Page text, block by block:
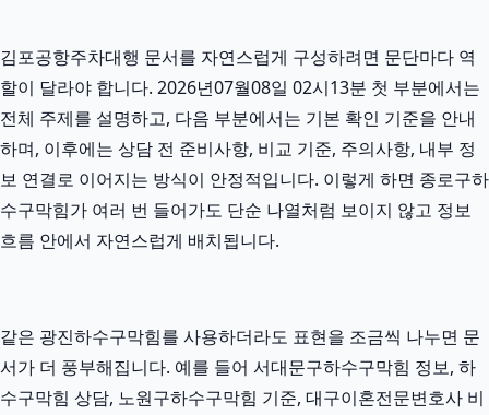
김포공항주차대행 문서를 자연스럽게 구성하려면 문단마다 역
할이 달라야 합니다. 2026년07월08일 02시13분 첫 부분에서는
전체 주제를 설명하고, 다음 부분에서는 기본 확인 기준을 안내
하며, 이후에는 상담 전 준비사항, 비교 기준, 주의사항, 내부 정
보 연결로 이어지는 방식이 안정적입니다. 이렇게 하면 종로구하
수구막힘가 여러 번 들어가도 단순 나열처럼 보이지 않고 정보
흐름 안에서 자연스럽게 배치됩니다.
같은 광진하수구막힘를 사용하더라도 표현을 조금씩 나누면 문
서가 더 풍부해집니다. 예를 들어 서대문구하수구막힘 정보, 하
수구막힘 상담, 노원구하수구막힘 기준, 대구이혼전문변호사 비